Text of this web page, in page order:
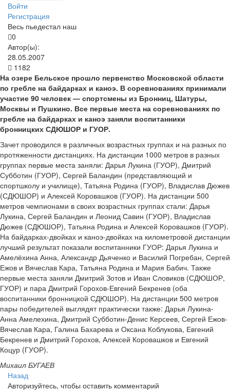
Войти
Регистрация
Весь пьедестал наш
0
Автор(ы):
28.05.2007
1182
На озере Бельское прошло первенство Московской области
по гребле на байдарках и каноэ. В соревнованиях принимали
участие 90 человек — спортсмены из Бронниц, Шатуры,
Москвы и Пушкино. Все первые места на соревнованиях по
гребле на байдарках и каноэ заняли воспитанники
бронницких СДЮШОР и ГУОР.
Зачет проводился в различных возрастных группах и на разных по
протяженности дистанциях. На дистанции 1000 метров в разных
группах первые места заняли: Дарья Лукина (ГУОР), Дмитрий
Субботин (ГУОР), Сергей Баландин (представляющий и
спортшколу и училище), Татьяна Родина (ГУОР), Владислав Дюжев
(СДЮШОР) и Алексей Коровашков (ГУОР). На дистанции 500
метров чемпионами в своих возрастных группах стали: Дарья
Лукина, Сергей Баландин и Леонид Савин (ГУОР), Владислав
Дюжев (СДЮШОР), Татьяна Родина и Алексей Коровашков (ГУОР).
На байдарках-двойках и каноэ-двойках на километровой дистанции
лучший результат показали воспитанники ГУОР: Дарья Лукина и
Амелёхина Анна, Александр Дьяченко и Василий Погребан, Сергей
Ежов и Вячеслав Кара, Татьяна Родина и Мария Бабич. Также
первые места заняли Дмитрий Зотов и Иван Словиков (СДЮШОР,
ГУОР) и пара Дмитрий Горохов-Евгений Бекренев (оба
воспитанники бронницкой СДЮШОР). На дистанции 500 метров
пары победителей выглядят практически также: Дарья Лукина-
Анна Амелехина, Дмитрий Субботин-Денис Керсеев, Сергей Ежов-
Вячеслав Кара, Галина Бахарева и Оксана Коблукова, Евгений
Бекренев и Дмитрий Горохов, Алексей Коровашков и Евгений
Коцур (ГУОР).
Михаил БУГАЕВ
Назад
Авторизуйтесь, чтобы оставить комментарий